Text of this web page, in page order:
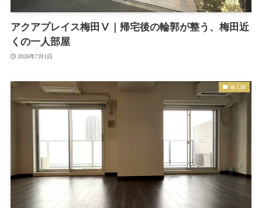
アクアプレイス梅田Ⅴ｜帰宅後の輪郭が整う、梅田近
くの一人部屋
2026年7月1日
最上階